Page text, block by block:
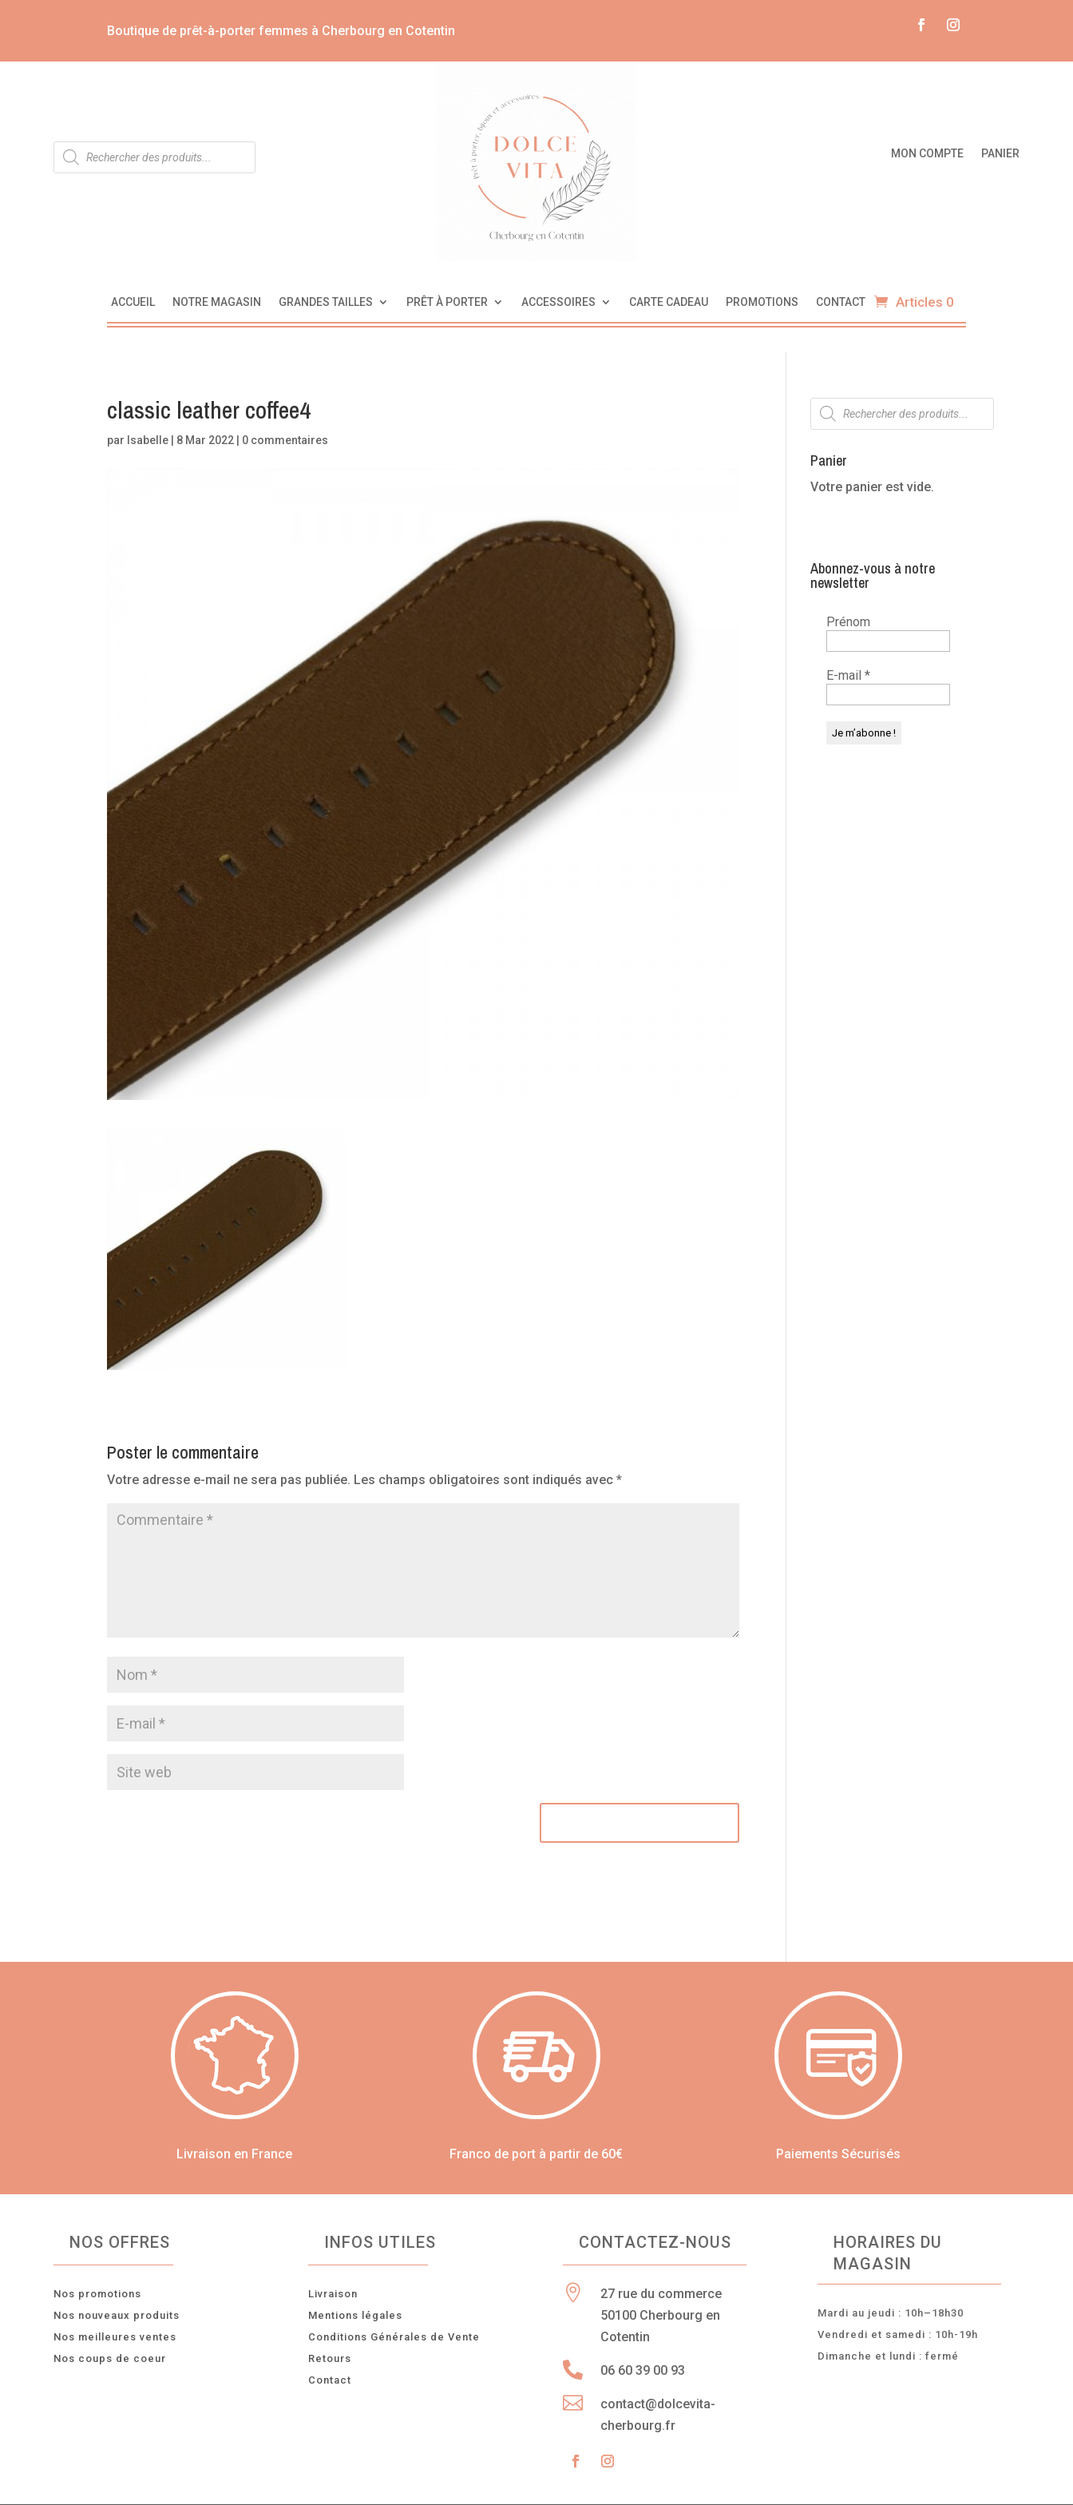
Boutique de prêt-à-porter femmes à Cherbourg en Cotentin
Recherche
de
produits
MON COMPTE PANIER
ACCUEIL NOTRE MAGASIN GRANDES TAILLES PRÊT À PORTER ACCESSOIRES CARTE CADEAU PROMOTIONS CONTACT Articles 0
classic leather coffee4
par Isabelle 8 Mar 2022 0 commentaires
Poster le commentaire
Votre adresse e-mail ne sera pas publiée. Les champs obligatoires sont indiqués avec*
Recherche
de
produits
Panier
Votre panier est vide.
Abonnez-vous à notre
newsletter
Prénom
E-mail*
Livraison en France Franco de port à partir de 60€ Paiements Sécurisés
NOS OFFRES
Nos promotions
Nos nouveaux produits
Nos meilleures ventes
Nos coups de coeur
INFOS UTILES
Livraison
Mentions légales
Conditions Générales de Vente
Retours
Contact
CONTACTEZ-NOUS

27 rue du commerce
50100 Cherbourg en
Cotentin
 06 60 39 00 93

contact@dolcevita-
cherbourg.fr
HORAIRES DU
MAGASIN
Mardi au jeudi : 10h–18h30
Vendredi et samedi : 10h-19h
Dimanche et lundi : fermé